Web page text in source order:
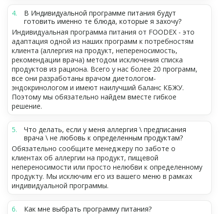
В Индивидуальной программе питания будут
готовить именно те блюда, которые я захочу?
Индивидуальная программа питания от FOODEX - это
адаптация одной из наших программ к потребностям
клиента (аллергия на продукт, непереносимость,
рекомендации врача) методом исключения списка
продуктов из рациона. Всего у нас более 20 программ,
все они разработаны врачом диетологом-
эндокринологом и имеют наилучший баланс КБЖУ.
Поэтому мы обязательно найдем вместе гибкое
решение.
Что делать, если у меня аллергия \ предписания
врача \ не любовь к определенным продуктам?
Обязательно сообщите менеджеру по заботе о
клиентах об аллергии на продукт, пищевой
непереносимости или просто нелюбви к определенному
продукту. Мы исключим его из вашего меню в рамках
индивидуальной программы.
Как мне выбрать программу питания?